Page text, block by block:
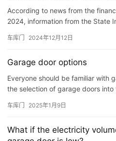
space occupied by the top
According to news from the
2024, information from the State
车库门 2024年12月12日
Garage door options
Everyone should be familiar with
the selection of garage doors
车库门 2025年1月9日
What if the electricity